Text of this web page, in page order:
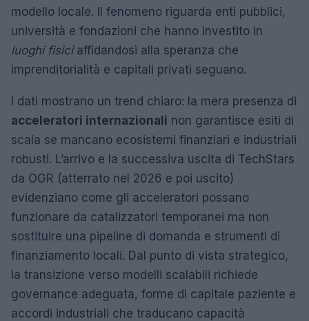
modello locale. Il fenomeno riguarda enti pubblici,
università e fondazioni che hanno investito in
luoghi fisiciaffidandosi alla speranza che
imprenditorialità e capitali privati seguano.
I dati mostrano un trend chiaro: la mera presenza di
acceleratori internazionali non garantisce esiti di
scala se mancano ecosistemi finanziari e industriali
robusti. L’arrivo e la successiva uscita di TechStars
da OGR (atterrato nel 2026 e poi uscito)
evidenziano come gli acceleratori possano
funzionare da catalizzatori temporanei ma non
sostituire una pipeline di domanda e strumenti di
finanziamento locali. Dal punto di vista strategico,
la transizione verso modelli scalabili richiede
governance adeguata, forme di capitale paziente e
accordi industriali che traducano capacità